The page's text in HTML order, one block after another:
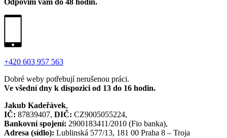
Odpovím vám do 48 hodin.
+420 603 957 563
Dobré weby potřebují nerušenou práci.
Ve všední dny k dispozici od 13 do 16 hodin.
Jakub Kadeřávek,
IČ: 87839407, DIČ: CZ9005055224,
Bankovní spojení: 2900183411/2010 (Fio banka),
Adresa (sídlo): Lublinská 577/13, 181 00 Praha 8 – Troja